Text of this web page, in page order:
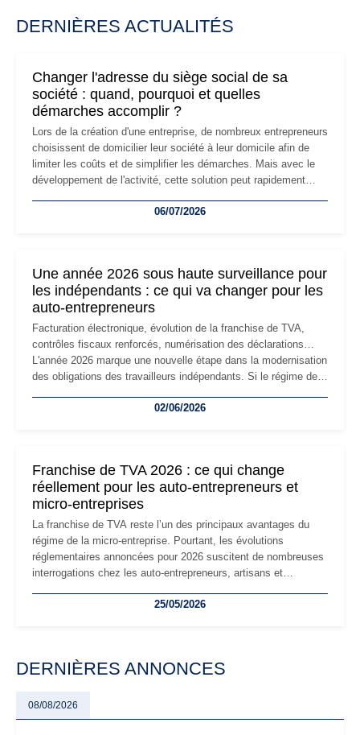
DERNIÈRES ACTUALITÉS
Changer l'adresse du siège social de sa
société : quand, pourquoi et quelles
démarches accomplir ?
Lors de la création d'une entreprise, de nombreux entrepreneurs
choisissent de domicilier leur société à leur domicile afin de
limiter les coûts et de simplifier les démarches. Mais avec le
développement de l'activité, cette solution peut rapidement
professionnels, recrutement, image de marque… Le
06/07/2026
Une année 2026 sous haute surveillance pour
les indépendants : ce qui va changer pour les
auto-entrepreneurs
Facturation électronique, évolution de la franchise de TVA,
contrôles fiscaux renforcés, numérisation des déclarations…
L'année 2026 marque une nouvelle étape dans la modernisation
des obligations des travailleurs indépendants. Si le régime de
les auto-entrepreneurs devront s'adapter à un environnement
02/06/2026
Franchise de TVA 2026 : ce qui change
réellement pour les auto-entrepreneurs et
micro-entreprises
La franchise de TVA reste l’un des principaux avantages du
régime de la micro-entreprise. Pourtant, les évolutions
réglementaires annoncées pour 2026 suscitent de nombreuses
interrogations chez les auto-entrepreneurs, artisans et
facturation ou risque de bascule vers la TVA : les règles
25/05/2026
DERNIÈRES ANNONCES
08/08/2026